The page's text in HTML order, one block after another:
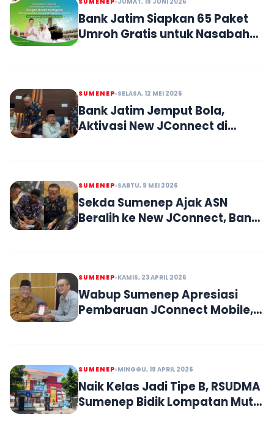
Bank Jatim Siapkan 65 Paket
Umroh Gratis untuk Nasabah
SUMENEP SELASA, 12 MEI 2026
Bank Jatim Jemput Bola,
Aktivasi New JConnect di
SUMENEP SABTU, 9 MEI 2026
Sekda Sumenep Ajak ASN
Beralih ke New JConnect, Bank
SUMENEP KAMIS, 23 APRIL 2026
Wabup Sumenep Apresiasi
Pembaruan JConnect Mobile,
SUMENEP MINGGU, 19 APRIL 2026
Naik Kelas Jadi Tipe B, RSUDMA
Sumenep Bidik Lompatan Mutu